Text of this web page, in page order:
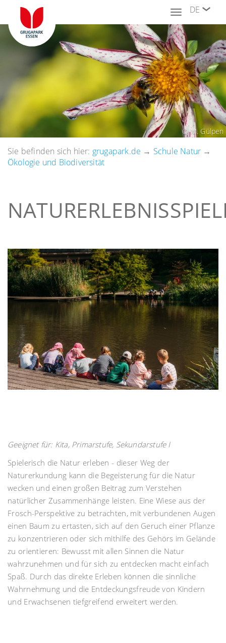
DE
Toggle
navigation
© M. Gülpen
Sie befinden sich hier: grugapark.de → Schule Natur →
Ökologie und Biodiversität
Geeignet für: Kita, Primarstufe, Sekundarstufe I
Spielerisch die Natur erleben - dieser Weg der
Naturerkundung kann die Begeisterung für die Natur
wecken und einen großen Beitrag zum Verstehen
natürlicher Zusammenhänge leisten. Eine Wiese aus der
Frosch-Perspektive zu betrachten, mit verbundenen Augen
einen Baum zu ertasten, sich auf den Geruch einer Pflanze
zu konzentrieren oder sich mithilfe des Gehörs im Gelände
zu orientieren: Bewusst mit allen Sinnen die Natur
wahrzunehmen und für sich zu entdecken macht einfach
Spaß. Durch das direkte Erleben können die sinnliche
Wahrnehmung und die Entdeckungsfreude von Kindern
und Erwachsenen tiefgreifend erweitert werden.